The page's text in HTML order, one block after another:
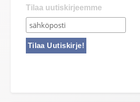
Tilaa uutiskirjeemme